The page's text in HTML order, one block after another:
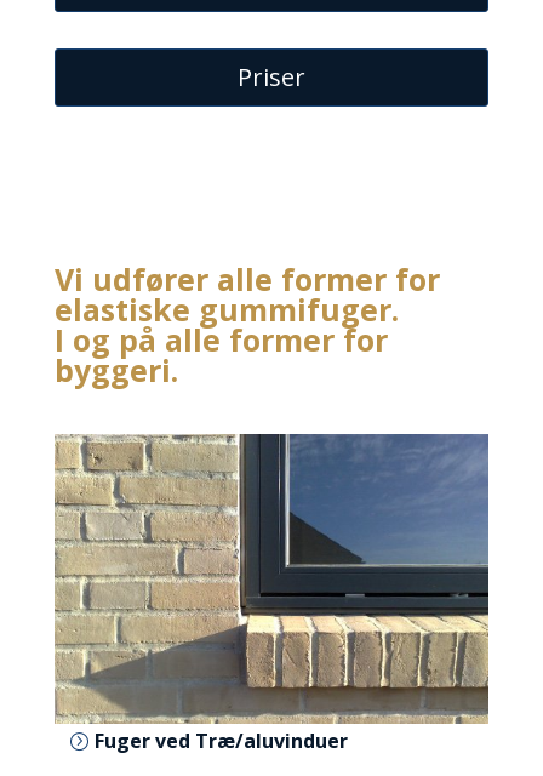
Priser
Vi udfører alle former for
elastiske gummifuger.
I og på alle former for
byggeri.
Fuger ved Træ/aluvinduer